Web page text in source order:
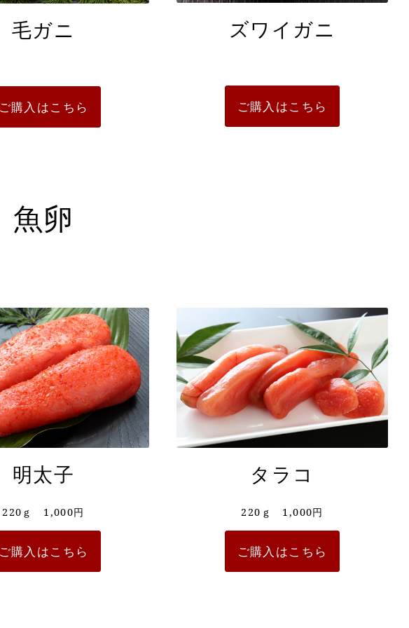
毛ガニ
ご購入はこちら
ズワイガニ
ご購入はこちら
魚卵
明太子
220ｇ 1,000円
ご購入はこちら
タラコ
220ｇ 1,000円
ご購入はこちら